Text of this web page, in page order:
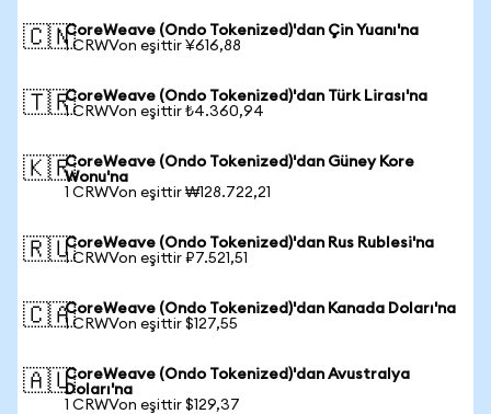
🇨🇳CoreWeave (Ondo Tokenized)'dan Çin Yuanı'na
1 CRWVon eşittir ¥616,88
🇹🇷CoreWeave (Ondo Tokenized)'dan Türk Lirası'na
1 CRWVon eşittir ₺4.360,94
🇰🇷CoreWeave (Ondo Tokenized)'dan Güney Kore
Wonu'na
1 CRWVon eşittir ₩128.722,21
🇷🇺CoreWeave (Ondo Tokenized)'dan Rus Rublesi'na
1 CRWVon eşittir ₽7.521,51
🇨🇦CoreWeave (Ondo Tokenized)'dan Kanada Doları'na
1 CRWVon eşittir $127,55
🇦🇺CoreWeave (Ondo Tokenized)'dan Avustralya
Doları'na
1 CRWVon eşittir $129,37